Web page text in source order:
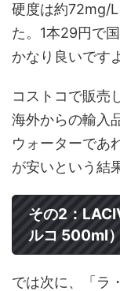
硬度は約72mg/
た。1本29円で
かなり良いです
コストコで販売
海外からの輸入
ウォーターであ
が安いという結
その2：
ルコ 500ml
では次に、「ラ